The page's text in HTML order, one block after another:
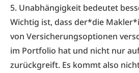
5. Unabhängigkeit bedeutet
Wichtig ist, dass der*die
von Versicherungsoptionen
im Portfolio hat und nicht nur
zurückgreift. Es kommt also